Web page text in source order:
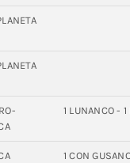
1 LUNANCO -
1 CON